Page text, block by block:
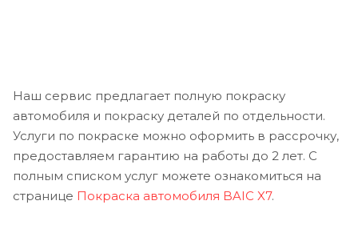
Наш сервис предлагает полную покраску
автомобиля и покраску деталей по отдельности.
Услуги по покраске можно оформить в рассрочку,
предоставляем гарантию на работы до 2 лет. С
полным списком услуг можете ознакомиться на
странице Покраска автомобиля BAIC X7.